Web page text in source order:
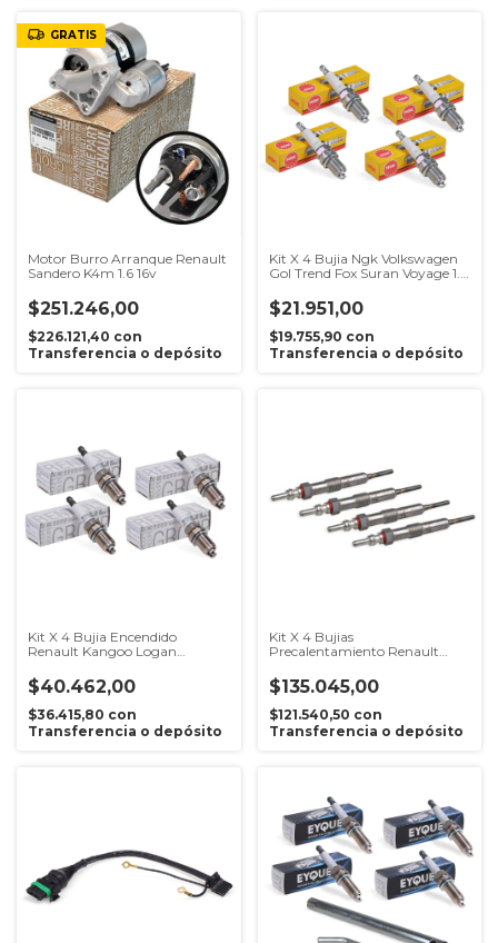
GRATIS
Motor Burro Arranque Renault
Sandero K4m 1.6 16v
$251.246,00
$226.121,40 con
Transferencia o depósito
Kit X 4 Bujia Ngk Volkswagen
Gol Trend Fox Suran Voyage 1.6
$21.951,00
$19.755,90 con
Transferencia o depósito
Kit X 4 Bujia Encendido
Renault Kangoo Logan
1.6 8v Original
$40.462,00
$36.415,80 con
Transferencia o depósito
Kit X 4 Bujias
Precalentamiento Renault
$135.045,00
$121.540,50 con
Transferencia o depósito